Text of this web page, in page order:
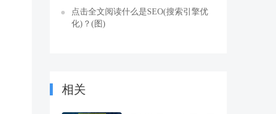
点击全文阅读什么是SEO(搜索引擎优
化)？(图)
相关